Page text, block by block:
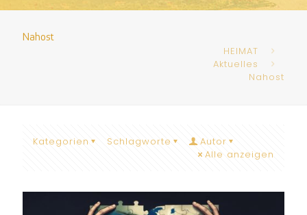
Nahost
HEIMAT
Aktuelles
Nahost
Kategorien Schlagworte
Autor
Alle anzeigen